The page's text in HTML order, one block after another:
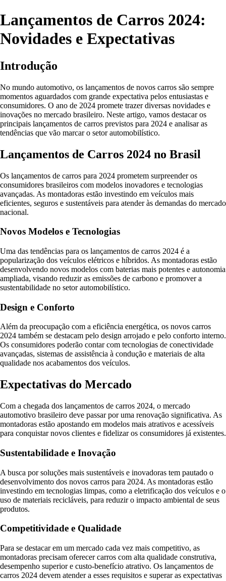
Lançamentos de Carros 2024:
Novidades e Expectativas
Introdução
No mundo automotivo, os lançamentos de novos carros são sempre
momentos aguardados com grande expectativa pelos entusiastas e
consumidores. O ano de 2024 promete trazer diversas novidades e
inovações no mercado brasileiro. Neste artigo, vamos destacar os
principais lançamentos de carros previstos para 2024 e analisar as
tendências que vão marcar o setor automobilístico.
Lançamentos de Carros 2024 no Brasil
Os lançamentos de carros para 2024 prometem surpreender os
consumidores brasileiros com modelos inovadores e tecnologias
avançadas. As montadoras estão investindo em veículos mais
eficientes, seguros e sustentáveis para atender às demandas do mercado
nacional.
Novos Modelos e Tecnologias
Uma das tendências para os lançamentos de carros 2024 é a
popularização dos veículos elétricos e híbridos. As montadoras estão
desenvolvendo novos modelos com baterias mais potentes e autonomia
ampliada, visando reduzir as emissões de carbono e promover a
sustentabilidade no setor automobilístico.
Design e Conforto
Além da preocupação com a eficiência energética, os novos carros
2024 também se destacam pelo design arrojado e pelo conforto interno.
Os consumidores poderão contar com tecnologias de conectividade
avançadas, sistemas de assistência à condução e materiais de alta
qualidade nos acabamentos dos veículos.
Expectativas do Mercado
Com a chegada dos lançamentos de carros 2024, o mercado
automotivo brasileiro deve passar por uma renovação significativa. As
montadoras estão apostando em modelos mais atrativos e acessíveis
para conquistar novos clientes e fidelizar os consumidores já existentes.
Sustentabilidade e Inovação
A busca por soluções mais sustentáveis e inovadoras tem pautado o
desenvolvimento dos novos carros para 2024. As montadoras estão
investindo em tecnologias limpas, como a eletrificação dos veículos e o
uso de materiais recicláveis, para reduzir o impacto ambiental de seus
produtos.
Competitividade e Qualidade
Para se destacar em um mercado cada vez mais competitivo, as
montadoras precisam oferecer carros com alta qualidade construtiva,
desempenho superior e custo-benefício atrativo. Os lançamentos de
carros 2024 devem atender a esses requisitos e superar as expectativas